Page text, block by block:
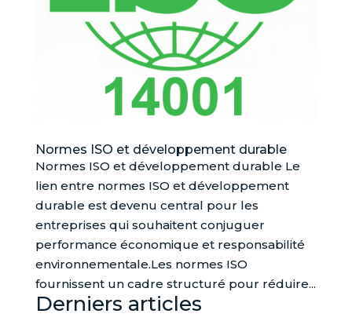
Normes ISO et développement durable
Normes ISO et développement durable Le
lien entre normes ISO et développement
durable est devenu central pour les
entreprises qui souhaitent conjuguer
performance économique et responsabilité
environnementale.Les normes ISO
fournissent un cadre structuré pour réduire...
Derniers articles